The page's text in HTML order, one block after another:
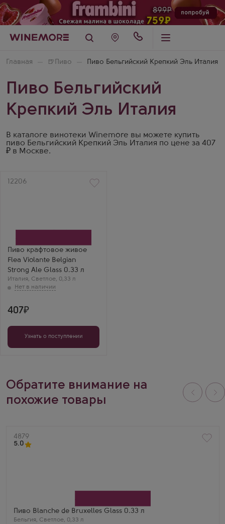
Главная 🍺 Пиво Пиво Бельгийский Крепкий Эль Италия
Пиво Бельгийский
Крепкий Эль Италия
В каталоге винотеки Winemore вы можете купить
пиво Бельгийский Крепкий Эль Италия по цене за 407
₽ в Москве.
Артикул
12206
Пиво крафтовое живое
Flea Violante Belgian
Strong Ale Glass 0.33 л
Италия, Светлое, 0,33 л
407
Узнать о поступлении
Обратите внимание на
похожие товары
Артикул
4879
5.0
Пиво Blanche de Bruxelles Glass 0.33 л
Бельгия, Светлое, 0,33 л